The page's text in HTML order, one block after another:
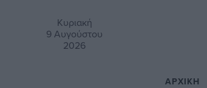
Κυριακή
9 Αυγούστου
2026
ΑΡΧΙΚΉ